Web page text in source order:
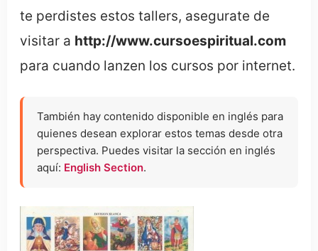
te perdistes estos tallers, asegurate de
visitar a http://www.cursoespiritual.com
para cuando lanzen los cursos por internet.
También hay contenido disponible en inglés para
quienes desean explorar estos temas desde otra
perspectiva. Puedes visitar la sección en inglés
aquí: English Section.